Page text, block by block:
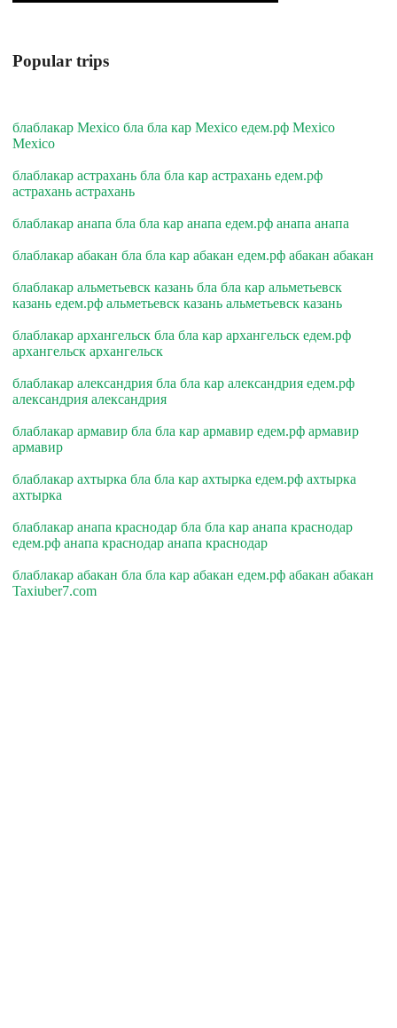
Popular trips
блаблакар Mexico бла бла кар Mexico едем.рф Mexico
Mexico
блаблакар астрахань бла бла кар астрахань едем.рф
астрахань астрахань
блаблакар анапа бла бла кар анапа едем.рф анапа анапа
блаблакар абакан бла бла кар абакан едем.рф абакан абакан
блаблакар альметьевск казань бла бла кар альметьевск
казань едем.рф альметьевск казань альметьевск казань
блаблакар архангельск бла бла кар архангельск едем.рф
архангельск архангельск
блаблакар александрия бла бла кар александрия едем.рф
александрия александрия
блаблакар армавир бла бла кар армавир едем.рф армавир
армавир
блаблакар ахтырка бла бла кар ахтырка едем.рф ахтырка
ахтырка
блаблакар анапа краснодар бла бла кар анапа краснодар
едем.рф анапа краснодар анапа краснодар
блаблакар абакан бла бла кар абакан едем.рф абакан абакан
Taxiuber7.com